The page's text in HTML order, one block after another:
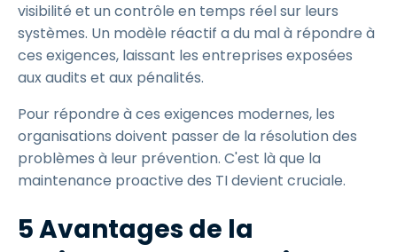
visibilité et un contrôle en temps réel sur leurs
systèmes. Un modèle réactif a du mal à répondre à
ces exigences, laissant les entreprises exposées
aux audits et aux pénalités.
Pour répondre à ces exigences modernes, les
organisations doivent passer de la résolution des
problèmes à leur prévention. C'est là que la
maintenance proactive des TI devient cruciale.
5 Avantages de la